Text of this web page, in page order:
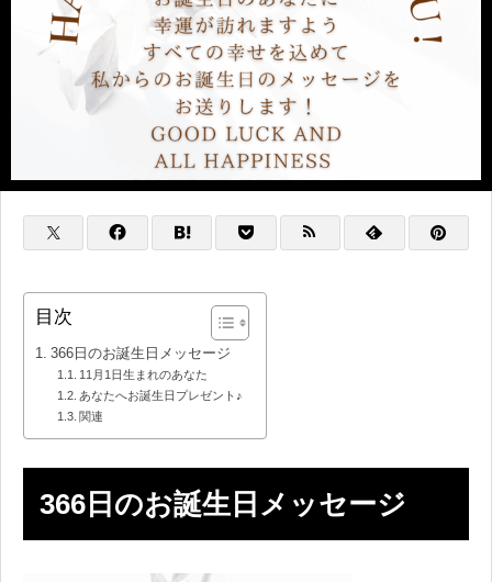
目次
366日のお誕生日メッセージ
11月1日生まれのあなた
あなたへお誕生日プレゼント♪
関連
366日のお誕生日メッセージ